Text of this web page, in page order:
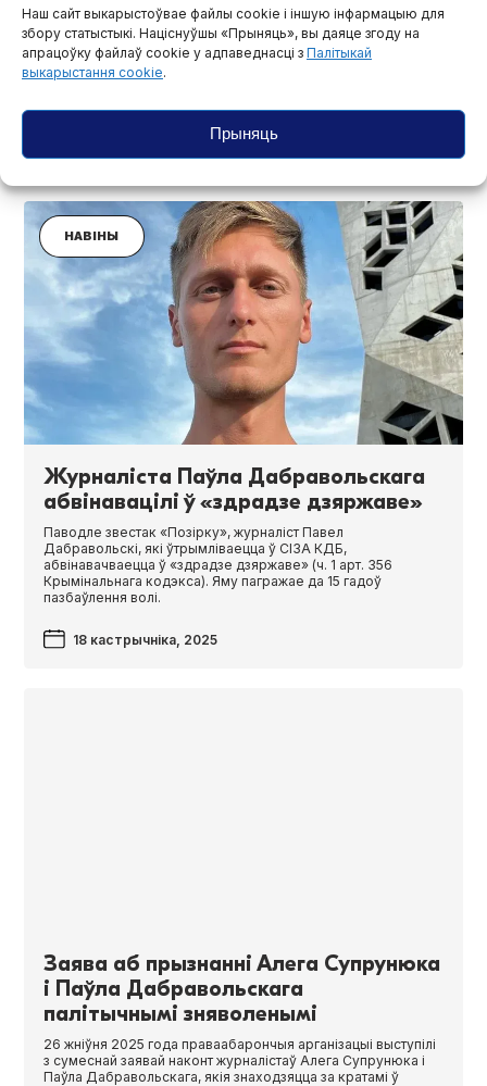
Наш сайт выкарыстоўвае файлы cookie і іншую інфармацыю для
збору статыстыкі. Націснуўшы «Прыняць», вы даяце згоду на
апрацоўку файлаў cookie у адпаведнасці з Палітыкай
выкарыстання cookie.
Прыняць
вартай журналіста Паўла
Дабравольскага
Паводле звестак «Позірку», тэрмін утрымання пад вартай
снежня.
НАВІНЫ
Журналіста Паўла Дабравольскага
абвінавацілі ў «здрадзе дзяржаве»
Паводле звестак «Позірку», журналіст Павел
Дабравольскі, які ўтрымліваецца ў СІЗА КДБ,
абвінавачваецца ў «здрадзе дзяржаве» (ч. 1 арт. 356
Крымінальнага кодэкса). Яму пагражае да 15 гадоў
пазбаўлення волі.
18 кастрычніка, 2025
Заява аб прызнанні Алега Супрунюка
і Паўла Дабравольскага
палітычнымі зняволенымі
26 жніўня 2025 года праваабарончыя арганізацыі выступілі
з сумеснай заявай наконт журналістаў Алега Супрунюка і
Паўла Дабравольскага, якія знаходзяцца за кратамі ў